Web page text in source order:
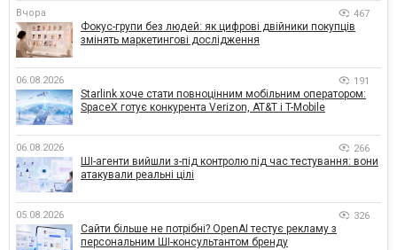
Вчора 467
Фокус-групи без людей: як цифрові двійники покупців
змінять маркетингові дослідження
06.08.2026 191
Starlink хоче стати повноцінним мобільним оператором:
SpaceX готує конкурента Verizon, AT&T і T-Mobile
06.08.2026 266
ШІ-агенти вийшли з-під контролю під час тестування: вони
атакували реальні цілі
05.08.2026 326
Сайти більше не потрібні? OpenAI тестує рекламу з
персональним ШІ-консультантом бренду